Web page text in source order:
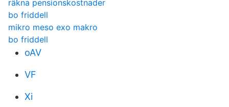
räkna pensionskostnader
bo friddell
mikro meso exo makro
bo friddell
oAV
VF
Xi